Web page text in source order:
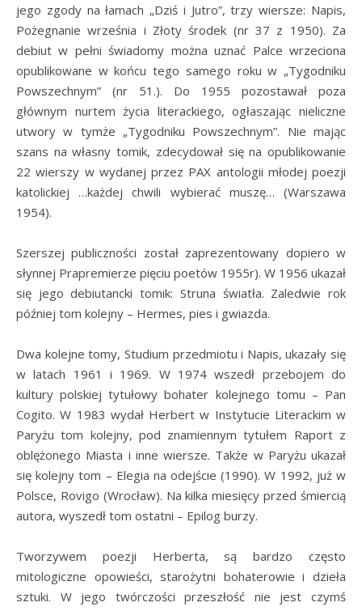
jego zgody na łamach „Dziś i Jutro”, trzy wiersze: Napis,
Pożegnanie września i Złoty środek (nr 37 z 1950). Za
debiut w pełni świadomy można uznać Palce wrzeciona
opublikowane w końcu tego samego roku w „Tygodniku
Powszechnym” (nr 51.). Do 1955 pozostawał poza
głównym nurtem życia literackiego, ogłaszając nieliczne
utwory w tymże „Tygodniku Powszechnym”. Nie mając
szans na własny tomik, zdecydował się na opublikowanie
22 wierszy w wydanej przez PAX antologii młodej poezji
katolickiej …każdej chwili wybierać muszę… (Warszawa
1954).
Szerszej publiczności został zaprezentowany dopiero w
słynnej Prapremierze pięciu poetów 1955r). W 1956 ukazał
się jego debiutancki tomik: Struna światła. Zaledwie rok
później tom kolejny – Hermes, pies i gwiazda.
Dwa kolejne tomy, Studium przedmiotu i Napis, ukazały się
w latach 1961 i 1969. W 1974 wszedł przebojem do
kultury polskiej tytułowy bohater kolejnego tomu – Pan
Cogito. W 1983 wydał Herbert w Instytucie Literackim w
Paryżu tom kolejny, pod znamiennym tytułem Raport z
oblężonego Miasta i inne wiersze. Także w Paryżu ukazał
się kolejny tom – Elegia na odejście (1990). W 1992, już w
Polsce, Rovigo (Wrocław). Na kilka miesięcy przed śmiercią
autora, wyszedł tom ostatni – Epilog burzy.
Tworzywem poezji Herberta, są bardzo często
mitologiczne opowieści, starożytni bohaterowie i dzieła
sztuki. W jego twórczości przeszłość nie jest czymś